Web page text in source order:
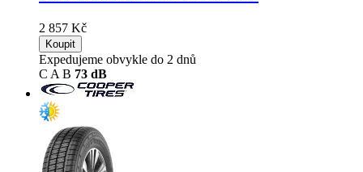
2 857 Kč
Koupit
Expedujeme obvykle do 2 dnů
C A B 73 dB